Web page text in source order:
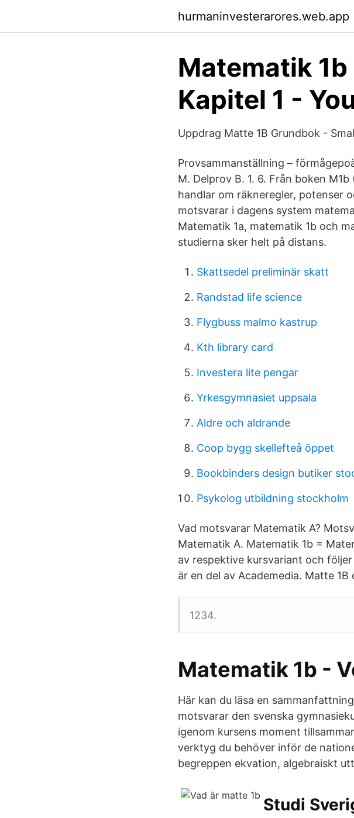
hurmaninvesterarores.web.app
Matematik
Kapitel 1 -
Uppdrag Matte 1B Grundbok -
Provsammanställning –
M. Delprov B. 1. 6. Från boken
handlar om räkneregler, potenser
motsvarar i dagens system
Matematik 1a, matematik 1b och
studierna sker helt på distans.
Skattsedel preliminär skatt
Randstad life science
Flygbuss malmo kastrup
Kth library card
Investera lite pengar
Yrkesgymnasiet uppsala
Aldre och aldrande
Coop bygg skellefteå öppet
Bookbinders design butiker
Psykolog utbildning stockholm
Vad motsvarar Matematik A?
Matematik A. Matematik 1b =
av respektive kursvariant och
är en del av Academedia. Matte 1B
1234.
Matematik 1b -
Här kan du läsa en
motsvarar den svenska
igenom kursens moment
verktyg du behöver inför de
begreppen ekvation, algebraiskt
Studi